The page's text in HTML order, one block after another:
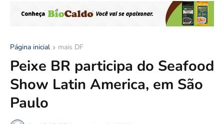
Página inicial mais DF
Peixe BR participa do Seafood
Show Latin America, em São
Paulo